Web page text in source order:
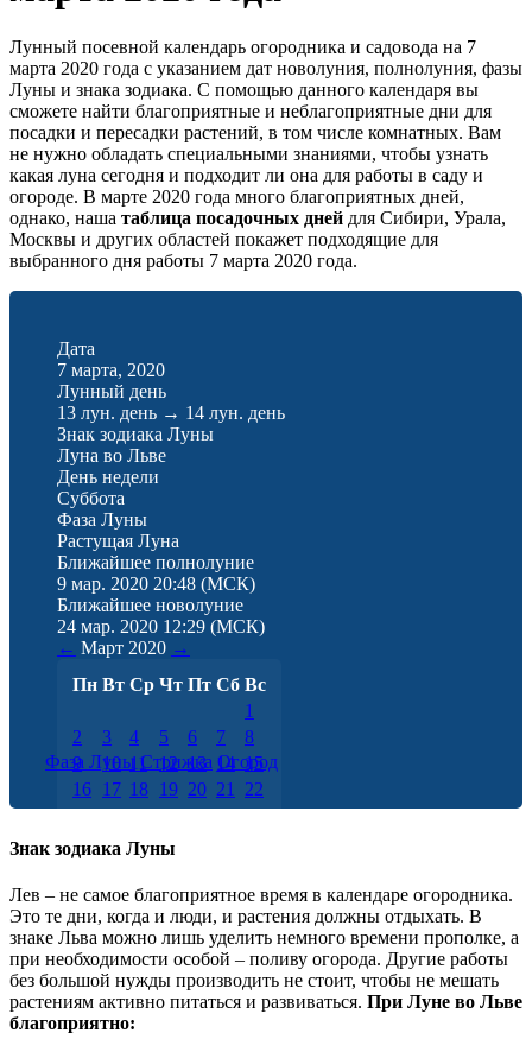
Лунный посевной календарь огородника и садовода на 7
марта 2020 года с указанием дат новолуния, полнолуния, фазы
Луны и знака зодиака. С помощью данного календаря вы
сможете найти благоприятные и неблагоприятные дни для
посадки и пересадки растений, в том числе комнатных. Вам
не нужно обладать специальными знаниями, чтобы узнать
какая луна сегодня и подходит ли она для работы в саду и
огороде. В марте 2020 года много благоприятных дней,
однако, наша таблица посадочных дней для Сибири, Урала,
Москвы и других областей покажет подходящие для
выбранного дня работы 7 марта 2020 года.
Дата
7 марта, 2020
Лунный день
13 лун. день → 14 лун. день
Знак зодиака Луны
Луна во Льве
День недели
Суббота
Фаза Луны
Растущая Луна
Ближайшее полнолуние
9 мар. 2020 20:48 (МСК)
Ближайшее новолуние
24 мар. 2020 12:29 (МСК)
← Март 2020 →
Пн Вт Ср Чт Пт Сб Вс
1
2
3 4 5 6 7
8
9
10 11 12 13 14 15
16 17 18 19 20 21
22
23 24 25 26 27 28
29 30 31
Фаза Луны Стрижка Огород
Знак зодиака Луны
Лев – не самое благоприятное время в календаре огородника.
Это те дни, когда и люди, и растения должны отдыхать. В
знаке Льва можно лишь уделить немного времени прополке, а
при необходимости особой – поливу огорода. Другие работы
без большой нужды производить не стоит, чтобы не мешать
растениям активно питаться и развиваться. При Луне во Льве
благоприятно: